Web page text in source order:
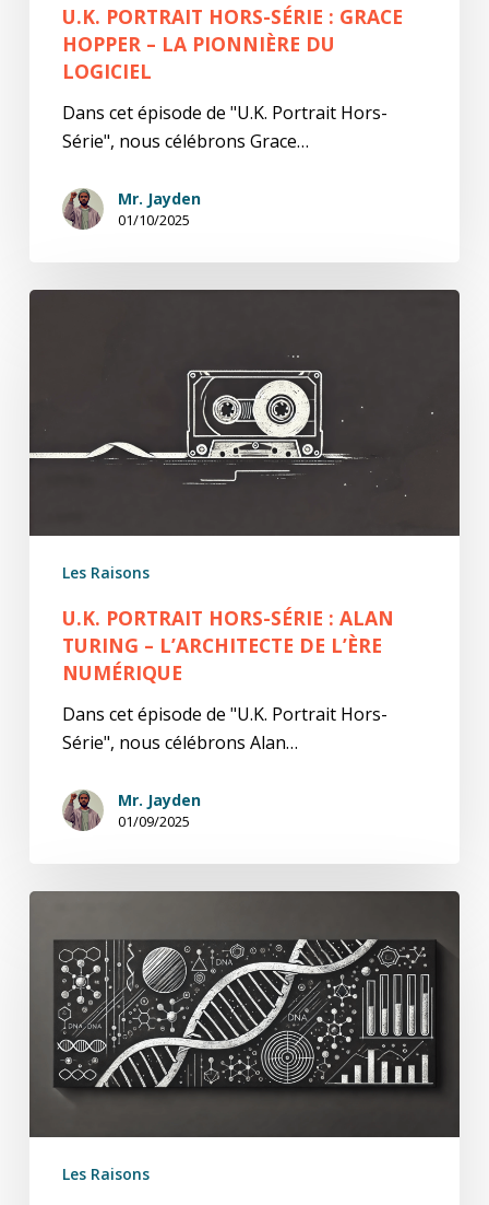
LogicielU.K. PORTRAIT HORS-SÉRIE : GRACE
HOPPER – LA PIONNIÈRE DU
LOGICIEL
Dans cet épisode de "U.K. Portrait Hors-
Série", nous célébrons Grace…
Mr. Jayden
01/10/2025
U.K.
L’Architecte
Numérique
Les Raisons
U.K. PORTRAIT HORS-SÉRIE : ALAN
TURING – L’ARCHITECTE DE L’ÈRE
NUMÉRIQUE
Dans cet épisode de "U.K. Portrait Hors-
Série", nous célébrons Alan…
Mr. Jayden
01/09/2025
Hors-
Série
Rosalind
Franklin
L’Architecte
Les Raisons